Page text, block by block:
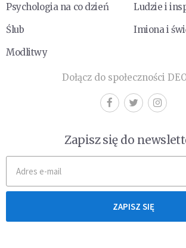
Psychologia na co dzień
Ludzie i
Ślub
Imiona i
Modlitwy
Dołącz do społeczności
Zapisz się do
ZAPISZ SIĘ